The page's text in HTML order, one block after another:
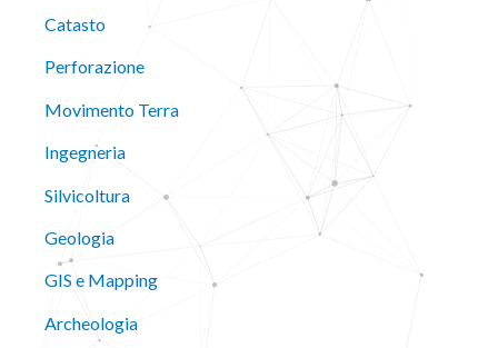
Catasto
Perforazione
Movimento Terra
Ingegneria
Silvicoltura
Geologia
GIS e Mapping
Archeologia